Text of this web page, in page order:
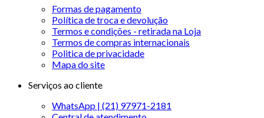
Formas de pagamento
Política de troca e devolução
Termos e condições - retirada na Loja
Termos de compras internacionais
Politica de privacidade
Mapa do site
Serviços ao cliente
WhatsApp | (21) 97971-2181